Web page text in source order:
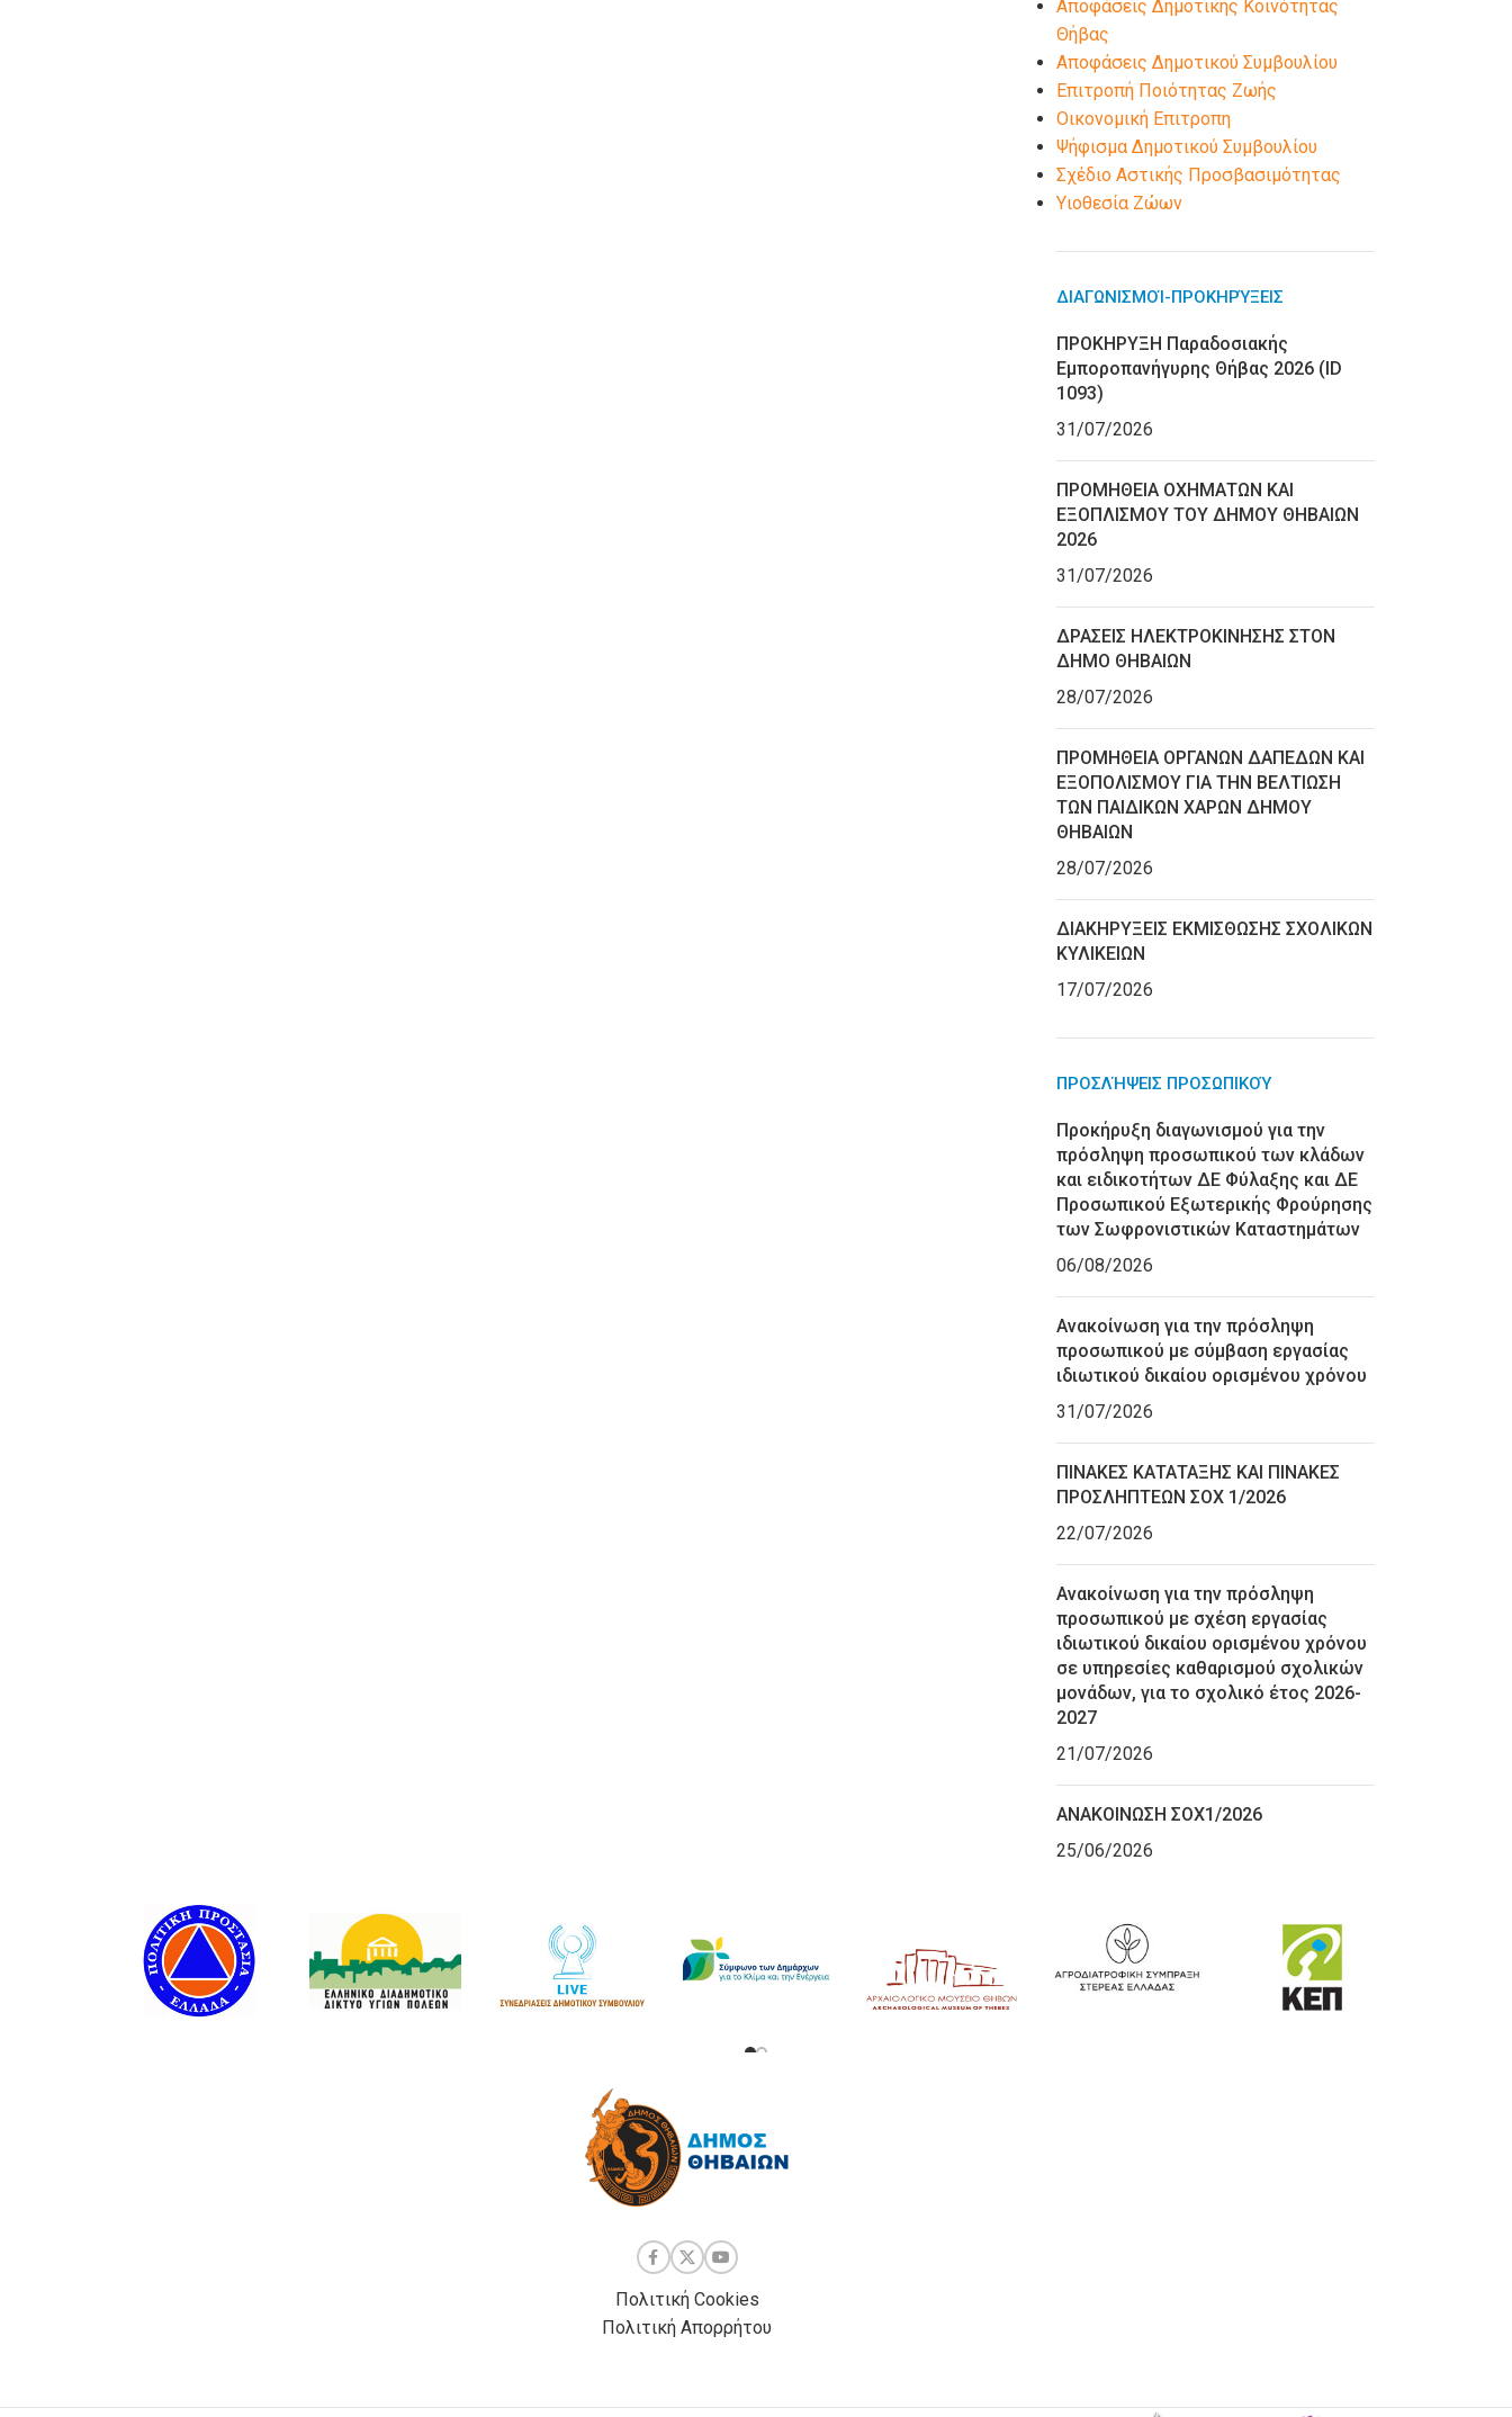
Αποφάσεις Δημοτικής Κοινότητας
Θήβας
Αποφάσεις Δημοτικού Συμβουλίου
Επιτροπή Ποιότητας Ζωής
Οικονομική Επιτροπη
Ψήφισμα Δημοτικού Συμβουλίου
Σχέδιο Αστικής Προσβασιμότητας
Υιοθεσία Ζώων
ΔΙΑΓΩΝΙΣΜΟΊ-ΠΡΟΚΗΡΎΞΕΙΣ
ΠΡΟΚΗΡΥΞΗ Παραδοσιακής
Εμποροπανήγυρης Θήβας 2026 (ID
1093)
31/07/2026
ΠΡΟΜΗΘΕΙΑ ΟΧΗΜΑΤΩΝ ΚΑΙ
ΕΞΟΠΛΙΣΜΟΥ ΤΟΥ ΔΗΜΟΥ ΘΗΒΑΙΩΝ
2026
31/07/2026
ΔΡΑΣΕΙΣ ΗΛΕΚΤΡΟΚΙΝΗΣΗΣ ΣΤΟΝ
ΔΗΜΟ ΘΗΒΑΙΩΝ
28/07/2026
ΠΡΟΜΗΘΕΙΑ ΟΡΓΑΝΩΝ ΔΑΠΕΔΩΝ ΚΑΙ
ΕΞΟΠΟΛΙΣΜΟΥ ΓΙΑ ΤΗΝ ΒΕΛΤΙΩΣΗ
ΤΩΝ ΠΑΙΔΙΚΩΝ ΧΑΡΩΝ ΔΗΜΟΥ
ΘΗΒΑΙΩΝ
28/07/2026
ΔΙΑΚΗΡΥΞΕΙΣ ΕΚΜΙΣΘΩΣΗΣ ΣΧΟΛΙΚΩΝ
ΚΥΛΙΚΕΙΩΝ
17/07/2026
ΠΡΟΣΛΉΨΕΙΣ ΠΡΟΣΩΠΙΚΟΎ
Προκήρυξη διαγωνισμού για την
πρόσληψη προσωπικού των κλάδων
και ειδικοτήτων ΔΕ Φύλαξης και ΔΕ
Προσωπικού Εξωτερικής Φρούρησης
των Σωφρονιστικών Καταστημάτων
06/08/2026
Ανακοίνωση για την πρόσληψη
προσωπικού με σύμβαση εργασίας
ιδιωτικού δικαίου ορισμένου χρόνου
31/07/2026
ΠΙΝΑΚΕΣ ΚΑΤΑΤΑΞΗΣ ΚΑΙ ΠΙΝΑΚΕΣ
ΠΡΟΣΛΗΠΤΕΩΝ ΣΟΧ 1/2026
22/07/2026
Ανακοίνωση για την πρόσληψη
προσωπικού με σχέση εργασίας
ιδιωτικού δικαίου ορισμένου χρόνου
σε υπηρεσίες καθαρισμού σχολικών
μονάδων, για το σχολικό έτος 2026-
2027
21/07/2026
ΑΝΑΚΟΙΝΩΣΗ ΣΟΧ1/2026
25/06/2026
Πολιτική Cookies
Πολιτική Απορρήτου